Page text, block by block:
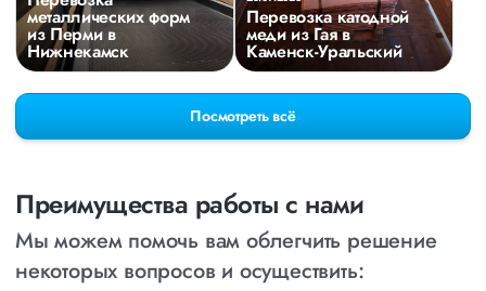
металлических форм
из Перми в
Нижнекамск
Перевозка катодной
меди из Гая в
Каменск-Уральский
Посмотреть всё
Преимущества работы с нами
Мы можем помочь вам облегчить решение
некоторых вопросов и осуществить: